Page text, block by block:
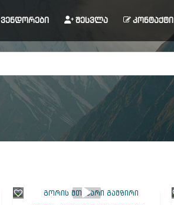
ვენდორები შესვლა კონტაქტი